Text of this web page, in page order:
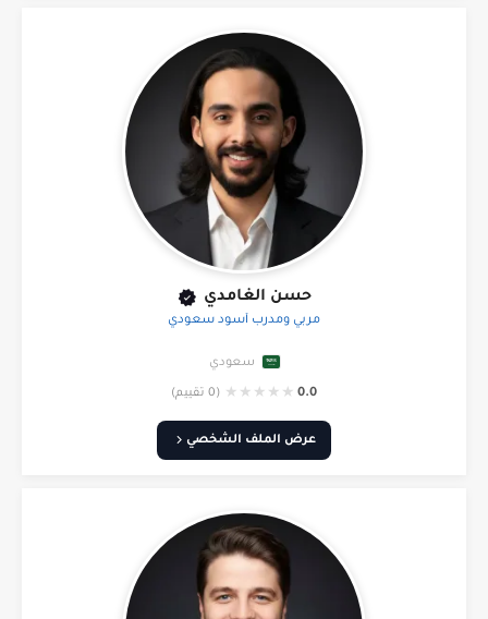
حسن الغامدي
مربي ومدرب أسود سعودي
سعودي
0.0
★
★
★
★
★ (0 تقييم)
عرض الملف الشخصي